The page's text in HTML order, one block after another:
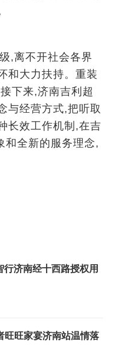
,离不开社会各界
和大力扶持。重装
下来,济南吉利超
与经营方式,把听取
长效工作机制,在吉
和全新的服务理念,
济南经十西路授权用
旺旺家宴济南站温情落